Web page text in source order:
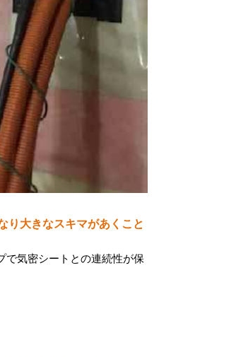
り大きなスキマがあくこと
で気密シートとの連続性が保